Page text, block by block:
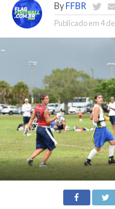
By FFBR
Publicado em4